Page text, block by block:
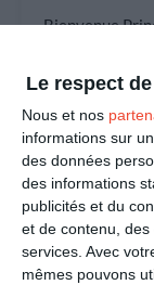
Le respect
Nous et nos
informations sur
des données
des informations
publicités et du
et de contenu,
services. Avec
mêmes pouvons
Bienvenue
Bonne fête
#PRÉNOM #AOÛT